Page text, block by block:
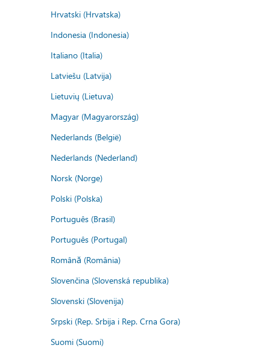
Hrvatski (Hrvatska)
Indonesia (Indonesia)
Italiano (Italia)
Latviešu (Latvija)
Lietuvių (Lietuva)
Magyar (Magyarország)
Nederlands (België)
Nederlands (Nederland)
Norsk (Norge)
Polski (Polska)
Português (Brasil)
Português (Portugal)
Română (România)
Slovenčina (Slovenská republika)
Slovenski (Slovenija)
Srpski (Rep. Srbija i Rep. Crna Gora)
Suomi (Suomi)